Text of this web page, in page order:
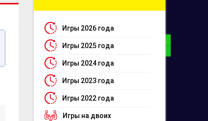
Игры 2026 года
Игры 2025 года
Игры 2024 года
Игры 2023 года
Игры 2022 года
Игры на двоих